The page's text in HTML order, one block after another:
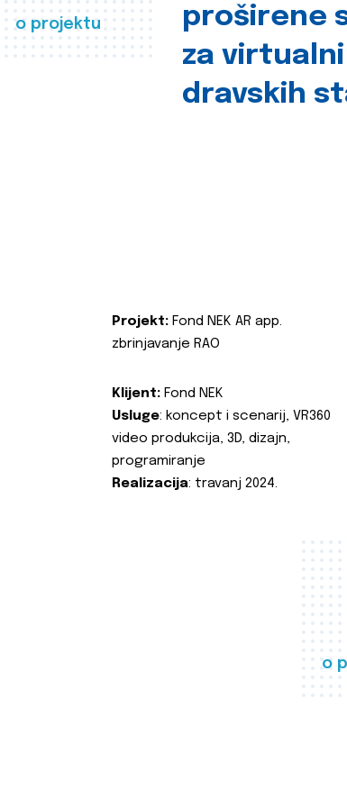
o projektu
proširene
za
dravskih
o
Projekt: Fond NEK AR app.
zbrinjavanje RAO
Klijent: Fond NEK
Usluge: koncept i scenarij, VR360
video produkcija, 3D, dizajn,
programiranje
Realizacija: travanj 2024.